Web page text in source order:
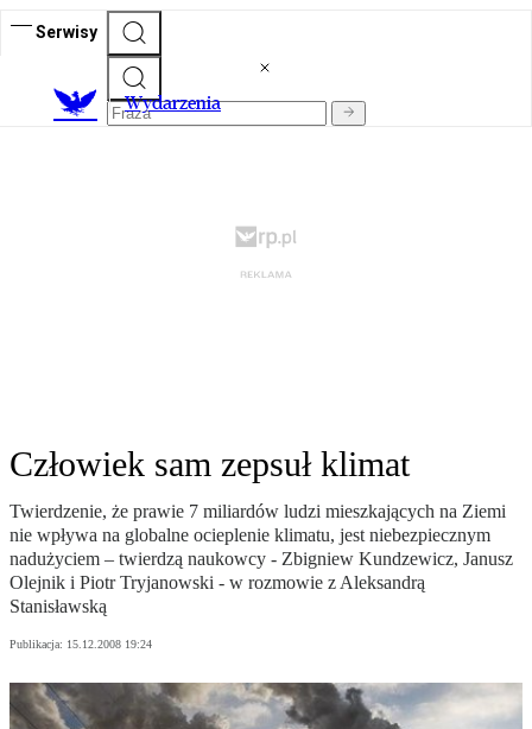
Serwisy
Wydarzenia
Człowiek sam zepsuł klimat
Twierdzenie, że prawie 7 miliardów ludzi mieszkających na Ziemi
nie wpływa na globalne ocieplenie klimatu, jest niebezpiecznym
nadużyciem – twierdzą naukowcy - Zbigniew Kundzewicz, Janusz
Olejnik i Piotr Tryjanowski - w rozmowie z Aleksandrą
Stanisławską
Publikacja: 15.12.2008 19:24